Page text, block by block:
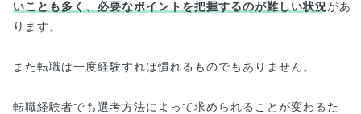
いことも多く、必要なポイントを把握するのが難しい状況があ
ります。
また転職は一度経験すれば慣れるものでもありません。
転職経験者でも選考方法によって求められることが変わるた